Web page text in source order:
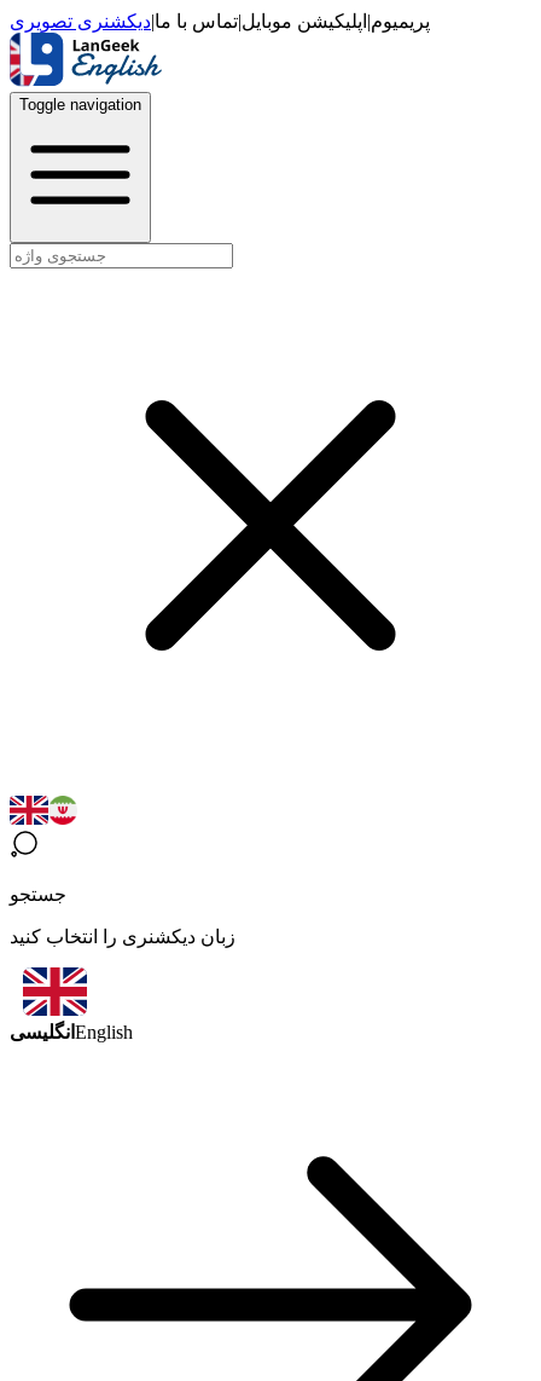
پریمیوم| اپلیکیشن موبایل|تماس با ما|دیکشنری تصویری
Toggle navigation
جستجو
زبان دیکشنری را انتخاب کنید
انگلیسی English